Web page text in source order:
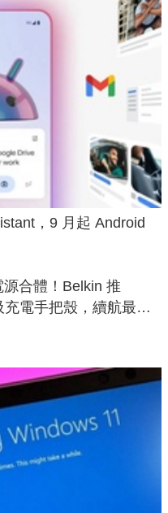
，9 月起 Android
合體！Belkin 推
充電手把殼，續航最高